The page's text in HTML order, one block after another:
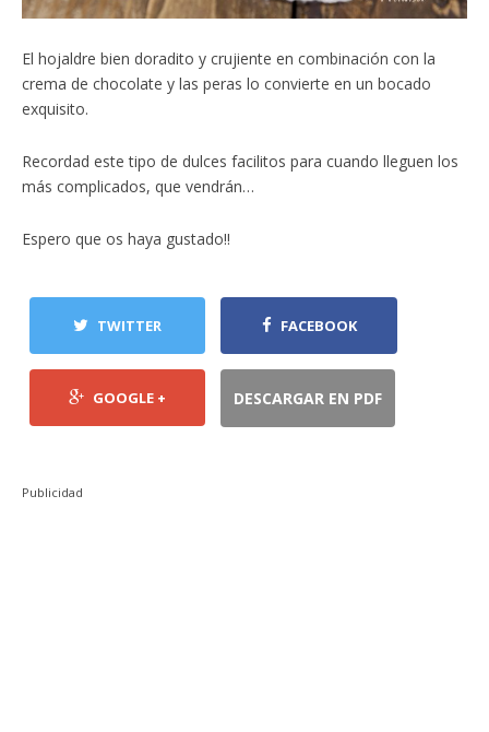
El hojaldre bien doradito y crujiente en combinación con la
crema de chocolate y las peras lo convierte en un bocado
exquisito.
Recordad este tipo de dulces facilitos para cuando lleguen los
más complicados, que vendrán…
Espero que os haya gustado!!
TWITTER FACEBOOK
GOOGLE + DESCARGAR EN PDF
Publicidad